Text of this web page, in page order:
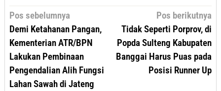
Navigasi
pos
Pos sebelumnya
Demi Ketahanan Pangan,
Kementerian ATR/BPN
Lakukan Pembinaan
Pengendalian Alih Fungsi
Lahan Sawah di Jateng
Pos berikutnya
Tidak Seperti Porprov, di
Popda Sulteng Kabupaten
Banggai Harus Puas pada
Posisi Runner Up